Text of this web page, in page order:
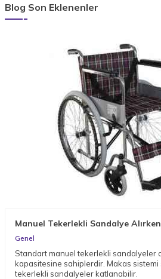
Blog Son Eklenenler
Manuel Tekerlekli Sandalye
Genel
Standart manuel tekerlekli sandalyeler
kapasitesine sahiplerdir. Makas sistemi
tekerlekli sandalyeler katlanabilir.